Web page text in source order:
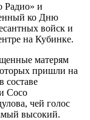
Радио» и
ко Дню
войск и
на Кубинке.
матерям
пришли на
составе
Сосо
чей голос
высокий.